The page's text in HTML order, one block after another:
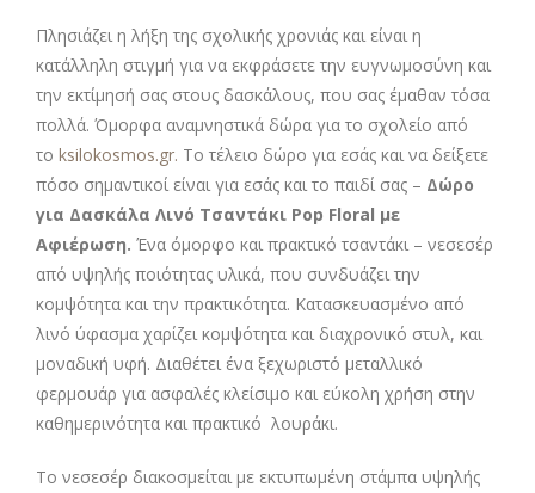
Πλησιάζει η λήξη της σχολικής χρονιάς και είναι η
κατάλληλη στιγμή για να εκφράσετε την ευγνωμοσύνη και
την εκτίμησή σας στους δασκάλους, που σας έμαθαν τόσα
πολλά. Όμορφα αναμνηστικά δώρα για το σχολείο από
το ksilokosmos.gr. Το τέλειο δώρο για εσάς και να δείξετε
πόσο σημαντικοί είναι για εσάς και το παιδί σας – Δώρο
για Δασκάλα Λινό Τσαντάκι Pop Floral με
Αφιέρωση. Ένα όμορφο και πρακτικό τσαντάκι – νεσεσέρ
από υψηλής ποιότητας υλικά, που συνδυάζει την
κομψότητα και την πρακτικότητα. Κατασκευασμένο από
λινό ύφασμα χαρίζει κομψότητα και διαχρονικό στυλ, και
μοναδική υφή. Διαθέτει ένα ξεχωριστό μεταλλικό
φερμουάρ για ασφαλές κλείσιμο και εύκολη χρήση στην
καθημερινότητα και πρακτικό λουράκι.
Το νεσεσέρ διακοσμείται με εκτυπωμένη στάμπα υψηλής